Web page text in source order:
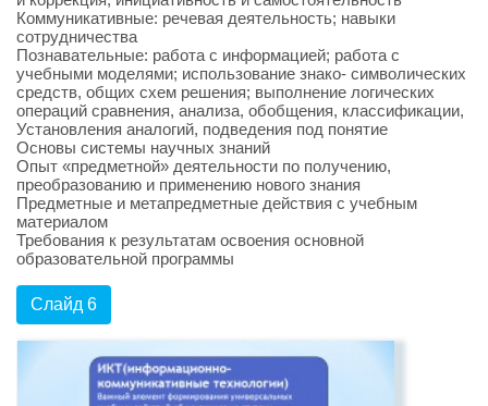
Коммуникативные: речевая деятельность; навыки
сотрудничества
Познавательные: работа с информацией; работа с
учебными моделями; использование знако- символических
средств, общих схем решения; выполнение логических
операций сравнения, анализа, обобщения, классификации,
Установления аналогий, подведения под понятие
Основы системы научных знаний
Опыт «предметной» деятельности по получению,
преобразованию и применению нового знания
Предметные и метапредметные действия с учебным
материалом
Требования к результатам освоения основной
образовательной программы
Слайд 6